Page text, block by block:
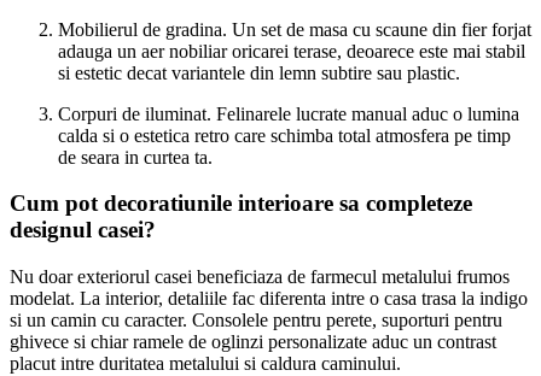
Mobilierul de gradina. Un set de masa cu scaune din fier forjat
adauga un aer nobiliar oricarei terase, deoarece este mai stabil
si estetic decat variantele din lemn subtire sau plastic.
Corpuri de iluminat. Felinarele lucrate manual aduc o lumina
calda si o estetica retro care schimba total atmosfera pe timp
de seara in curtea ta.
Cum pot decoratiunile interioare sa completeze
designul casei?
Nu doar exteriorul casei beneficiaza de farmecul metalului frumos
modelat. La interior, detaliile fac diferenta intre o casa trasa la indigo
si un camin cu caracter. Consolele pentru perete, suporturi pentru
ghivece si chiar ramele de oglinzi personalizate aduc un contrast
placut intre duritatea metalului si caldura caminului.